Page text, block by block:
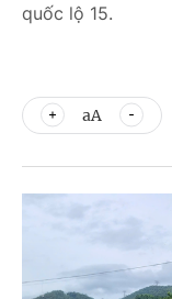
quốc lộ 15.
aA